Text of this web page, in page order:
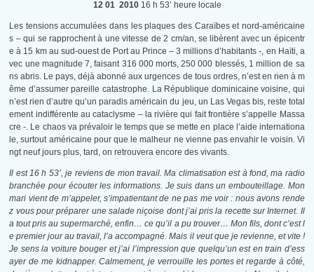
12 01 201016 h 53’ heure locale
Les tensions accumulées dans les plaques des Caraïbes et nord-américaine
s – qui se rapprochent à une vitesse de 2 cm/an, se libèrent avec un épicentr
e à 15 km au sud-ouest de Port au Prince – 3 millions d’habitants -, en Haïti, a
vec une magnitude 7, faisant 316 000 morts, 250 000 blessés, 1 million de sa
ns abris. Le pays, déjà abonné aux urgences de tous ordres, n’est en rien à m
ême d’assumer pareille catastrophe. La République dominicaine voisine, qui
n’est rien d’autre qu’un paradis américain du jeu, un Las Vegas bis, reste total
ement indifférente au cataclysme – la rivière qui fait frontière s’appelle Massa
cre -. Le chaos va prévaloir le temps que se mette en place l’aide internationa
le, surtout américaine pour que le malheur ne vienne pas envahir le voisin. Vi
ngt neuf jours plus, tard, on retrouvera encore des vivants.
Il est 16 h 53’, je reviens de mon travail. Ma climatisation est à fond, ma radio
branchée pour écouter les informations. Je suis dans un embouteillage. Mon
mari vient de m’appeler, s’impatientant de ne pas me voir : nous avons rende
z vous pour préparer une salade niçoise dont j’ai pris la recette sur Internet. Il
a tout pris au supermarché, enfin… ce qu’il a pu trouver… Mon fils, dont c’est l
e premier jour au travail, l’a accompagné. Mais il veut que je revienne, et vite !
Je sens la voiture bouger et j’ai l’impression que quelqu’un est en train d’ess
ayer de me kidnapper. Calmement, je verrouille les portes et regarde à côté,